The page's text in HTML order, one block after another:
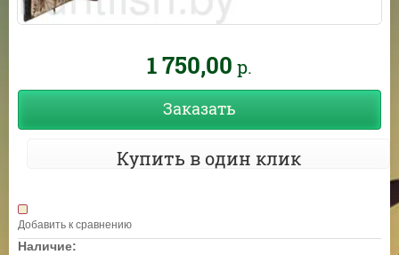
1 750,00 р.
Заказать
Купить в один клик
Добавить к сравнению
Наличие: